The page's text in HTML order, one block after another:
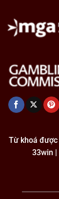
Từ khoá được
33win |